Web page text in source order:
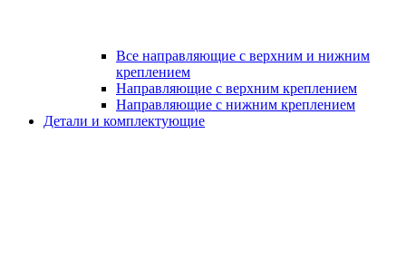
Все направляющие с верхним и нижним
креплением
Направляющие с верхним креплением
Направляющие с нижним креплением
Детали и комплектующие